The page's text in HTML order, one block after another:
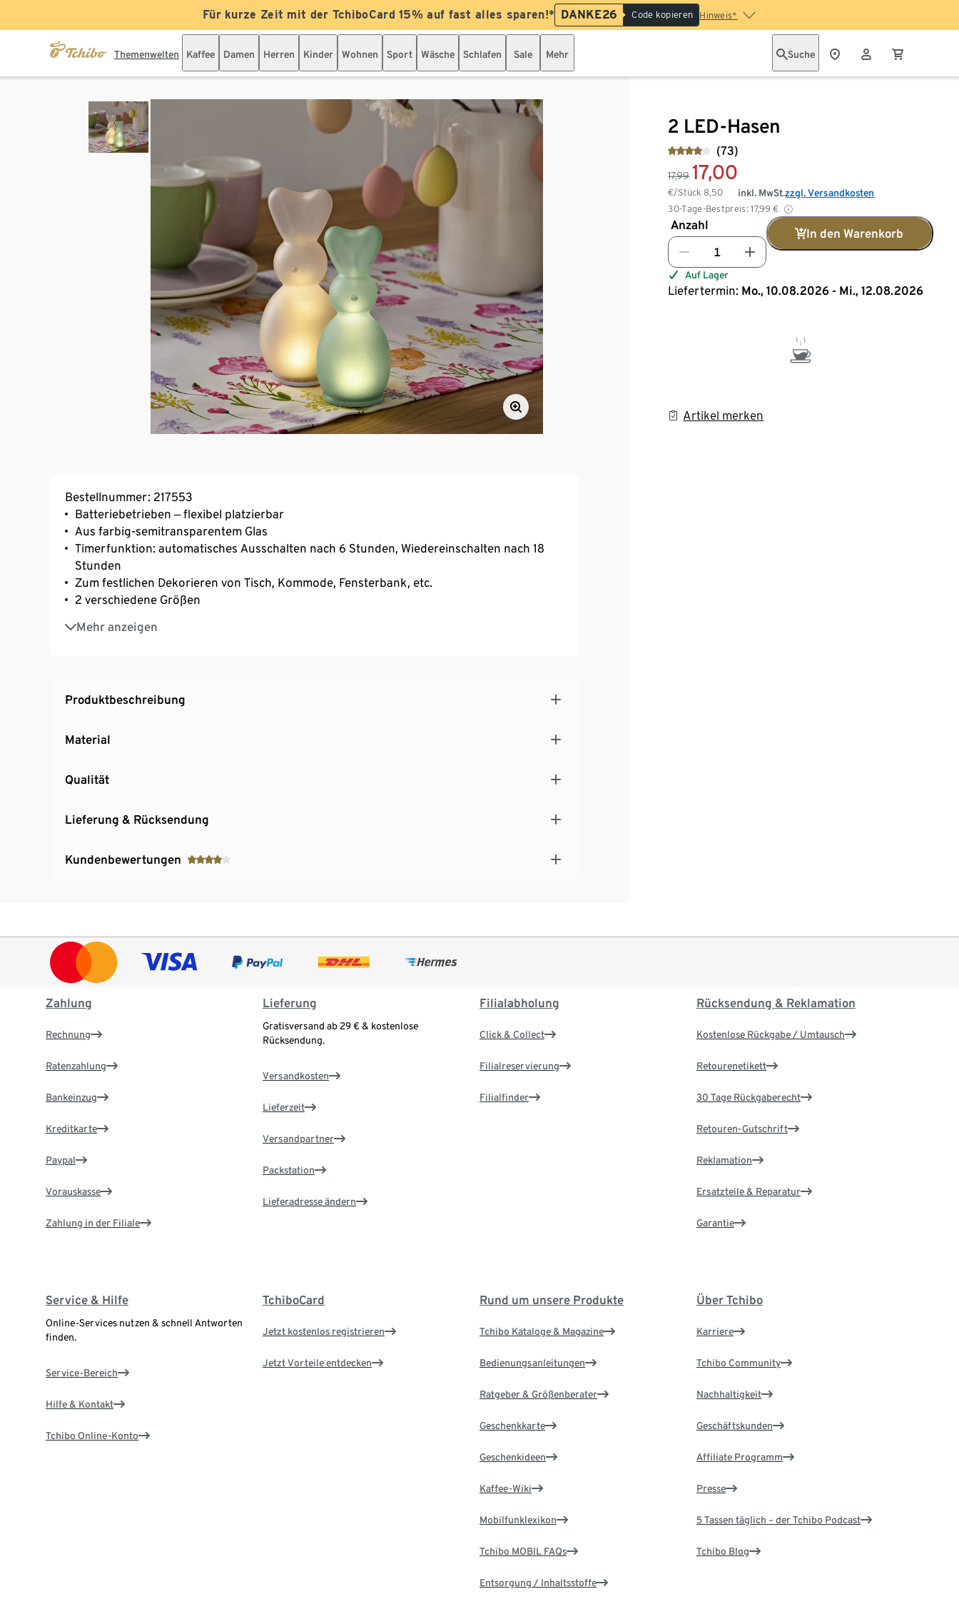
Für kurze Zeit mit der TchiboCard 15% auf fast alles sparen!* DANKE26 Code kopieren Hinweis*
Themenwelten Kaffee Damen Herren Kinder Wohnen Sport Wäsche Schlafen Sale Mehr Suche
2 LED-Hasen
(73)
17,99 17,00
€/Stück8,50
30-Tage-Bestpreis: 17,99 €
inkl. MwSt.zzgl. Versandkosten
Anzahl
In den Warenkorb
Auf Lager
Liefertermin: Mo., 10.08.2026 - Mi., 12.08.2026
Artikel merken
Bestellnummer: 217553
Batteriebetrieben ‒ flexibel platzierbar
Aus farbig-semitransparentem Glas
Timerfunktion: automatisches Ausschalten nach 6 Stunden, Wiedereinschalten nach 18
Stunden
Zum festlichen Dekorieren von Tisch, Kommode, Fensterbank, etc.
2 verschiedene Größen
Mehr anzeigen
Integrierte LEDs ‒ Lichtfarbe warmweiß
Inkl. Batterien
Produktbeschreibung
Material
Qualität
Lieferung & Rücksendung
Kundenbewertungen
Zahlung
Rechnung
Ratenzahlung
Bankeinzug
Kreditkarte
Paypal
Vorauskasse
Zahlung in der Filiale
Lieferung
Gratisversand ab 29 € & kostenlose
Rücksendung.
Versandkosten
Lieferzeit
Versandpartner
Packstation
Lieferadresse ändern
Filialabholung
Click & Collect
Filialreservierung
Filialfinder
Rücksendung & Reklamation
Kostenlose Rückgabe / Umtausch
Retourenetikett
30 Tage Rückgaberecht
Retouren-Gutschrift
Reklamation
Ersatzteile & Reparatur
Garantie
Service & Hilfe
Online-Services nutzen & schnell Antworten
finden.
Service-Bereich
Hilfe & Kontakt
Tchibo Online-Konto
TchiboCard
Jetzt kostenlos registrieren
Jetzt Vorteile entdecken
Rund um unsere Produkte
Tchibo Kataloge & Magazine
Bedienungsanleitungen
Ratgeber & Größenberater
Geschenkkarte
Geschenkideen
Kaffee-Wiki
Mobilfunklexikon
Tchibo MOBIL FAQs
Entsorgung / Inhaltsstoffe
Über Tchibo
Karriere
Tchibo Community
Nachhaltigkeit
Geschäftskunden
Affiliate Programm
Presse
5 Tassen täglich – der Tchibo Podcast
Tchibo Blog